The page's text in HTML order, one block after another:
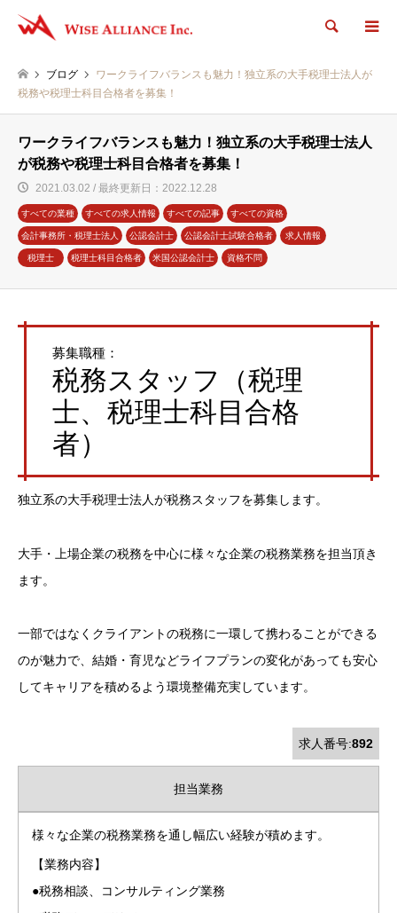
検索
ブログ
ワークライフバランスも魅力！独立系の大手税理士法人が
税務や税理士科目合格者を募集！
ワークライフバランスも魅力！独立系の大手税理士法人
が税務や税理士科目合格者を募集！
2021.03.02 / 最終更新日：2022.12.28
すべての業種 すべての求人情報 すべての記事 すべての資格
会計事務所・税理士法人 公認会計士 公認会計士試験合格者 求人情報
税理士 税理士科目合格者 米国公認会計士 資格不問
募集職種：
税務スタッフ（税理
士、税理士科目合格
者）
独立系の大手税理士法人が税務スタッフを募集します。
大手・上場企業の税務を中心に様々な企業の税務業務を担当頂き
ます。
一部ではなくクライアントの税務に一環して携わることができる
のが魅力で、結婚・育児などライフプランの変化があっても安心
してキャリアを積めるよう環境整備充実しています。
求人番号:892
担当業務
様々な企業の税務業務を通し幅広い経験が積めます。
【業務内容】
●税務相談、コンサルティング業務